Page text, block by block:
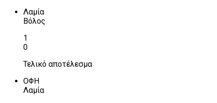
Λαμία
Βόλος
1
0
Τελικό αποτέλεσμα
ΟΦΗ
Λαμία